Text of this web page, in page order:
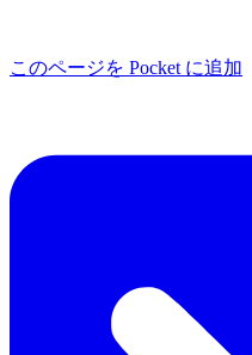
このページを Pocket に追加